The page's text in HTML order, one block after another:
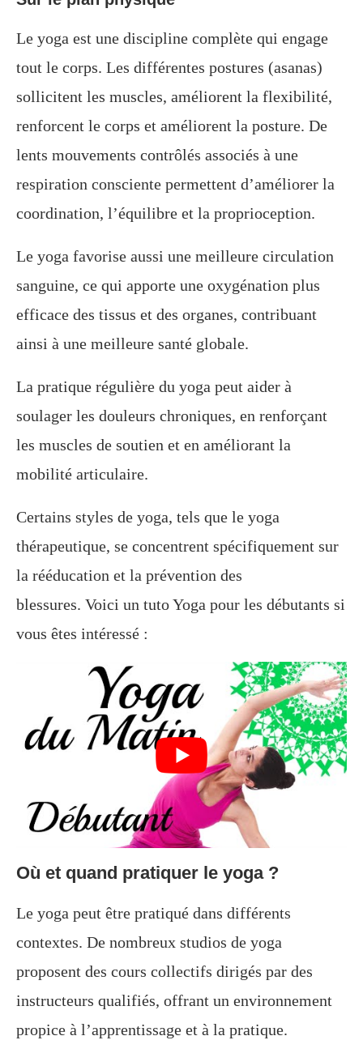
Le yoga est une discipline complète qui engage
tout le corps. Les différentes postures (asanas)
sollicitent les muscles, améliorent la flexibilité,
renforcent le corps et améliorent la posture. De
lents mouvements contrôlés associés à une
respiration consciente permettent d’améliorer la
coordination, l’équilibre et la proprioception.
Le yoga favorise aussi une meilleure circulation
sanguine, ce qui apporte une oxygénation plus
efficace des tissus et des organes, contribuant
ainsi à une meilleure santé globale.
La pratique régulière du yoga peut aider à
soulager les douleurs chroniques, en renforçant
les muscles de soutien et en améliorant la
mobilité articulaire.
Certains styles de yoga, tels que le yoga
thérapeutique, se concentrent spécifiquement sur
la rééducation et la prévention des
blessures. Voici un tuto Yoga pour les débutants si
vous êtes intéressé :
Où et quand pratiquer le yoga ?
Le yoga peut être pratiqué dans différents
contextes. De nombreux studios de yoga
proposent des cours collectifs dirigés par des
instructeurs qualifiés, offrant un environnement
propice à l’apprentissage et à la pratique.